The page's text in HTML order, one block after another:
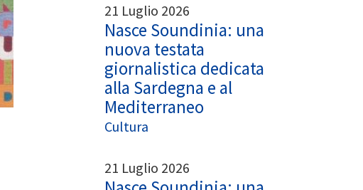
21 Luglio 2026
Nasce Soundinia: una
nuova testata
giornalistica dedicata
alla Sardegna e al
Mediterraneo
Cultura
21 Luglio 2026